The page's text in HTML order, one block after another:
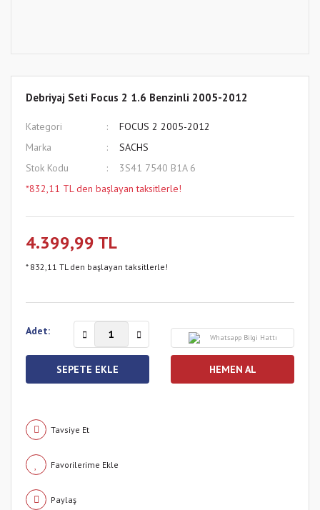
Debriyaj Seti Focus 2 1.6 Benzinli 2005-2012
Kategori
FOCUS 2 2005-2012
Marka
SACHS
Stok Kodu
3S41 7540 B1A 6
*832,11 TL den başlayan taksitlerle!
4.399,99 TL
* 832,11 TL den başlayan taksitlerle!
Adet:
Whatsapp Bilgi Hattı
SEPETE EKLE HEMEN AL
Tavsiye Et
Paylaş